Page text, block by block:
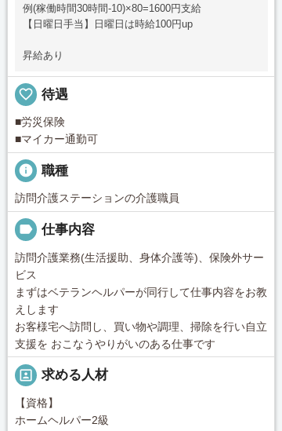
例(稼働時間30時間-10)×80=1600円支給
【日曜日手当】日曜日は時給100円up
昇給あり
favorite_border 待遇
■労災保険
■マイカー通勤可
info 職種
訪問介護ステーションの介護職員
label 仕事内容
訪問介護業務(生活援助、身体介護等)、保険外サー
ビス
まずはベテランヘルパーが同行して仕事内容をお教
えします
お客様宅へ訪問し、買い物や調理、掃除を行い自立
支援を おこなうやりがいのある仕事です
portrait 求める人材
【資格】
ホームヘルパー2級